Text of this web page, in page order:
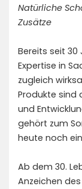
Natürliche
Zusätze
Bereits seit
Expertise in
zugleich
Produkte sind
und
gehört zum
heute noch
Ab dem 30.
Anzeichen